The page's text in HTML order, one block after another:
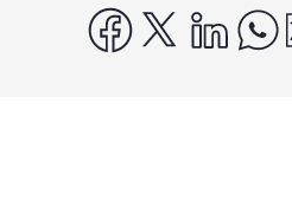
facebook
x